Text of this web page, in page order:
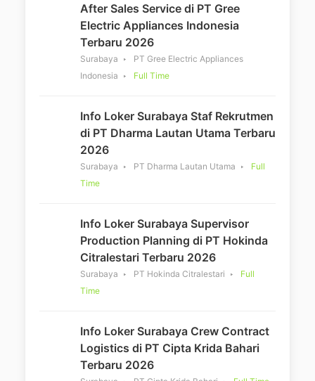
After Sales Service di PT Gree
Electric Appliances Indonesia
Terbaru 2026
Surabaya
PT Gree Electric Appliances
Indonesia
Full Time
Info Loker Surabaya Staf Rekrutmen
di PT Dharma Lautan Utama Terbaru
2026
Surabaya PT Dharma Lautan Utama
Full
Time
Info Loker Surabaya Supervisor
Production Planning di PT Hokinda
Citralestari Terbaru 2026
Surabaya PT Hokinda Citralestari
Full
Time
Info Loker Surabaya Crew Contract
Logistics di PT Cipta Krida Bahari
Terbaru 2026